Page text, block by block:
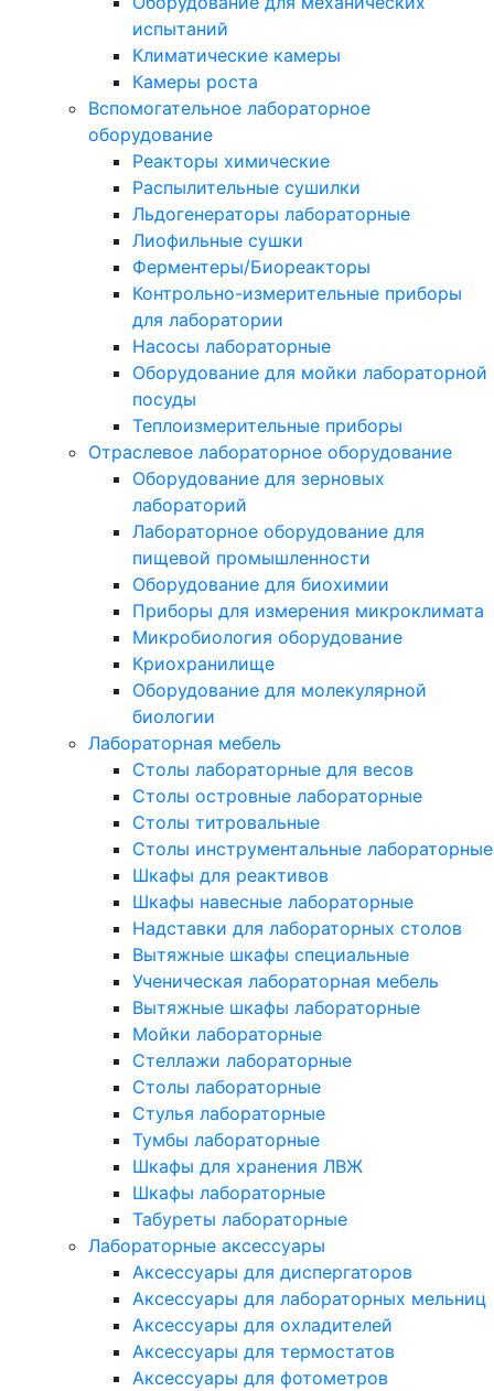
испытаний
Климатические камеры
Камеры роста
Вспомогательное лабораторное
оборудование
Реакторы химические
Распылительные сушилки
Льдогенераторы лабораторные
Лиофильные сушки
Ферментеры/Биореакторы
Контрольно-измерительные приборы
для лаборатории
Насосы лабораторные
Оборудование для мойки лабораторной
посуды
Теплоизмерительные приборы
Отраслевое лабораторное оборудование
Оборудование для зерновых
лабораторий
Лабораторное оборудование для
пищевой промышленности
Оборудование для биохимии
Приборы для измерения микроклимата
Микробиология оборудование
Криохранилище
Оборудование для молекулярной
биологии
Лабораторная мебель
Столы лабораторные для весов
Столы островные лабораторные
Столы титровальные
Столы инструментальные лабораторные
Шкафы для реактивов
Шкафы навесные лабораторные
Надставки для лабораторных столов
Вытяжные шкафы специальные
Ученическая лабораторная мебель
Вытяжные шкафы лабораторные
Мойки лабораторные
Стеллажи лабораторные
Столы лабораторные
Стулья лабораторные
Тумбы лабораторные
Шкафы для хранения ЛВЖ
Шкафы лабораторные
Табуреты лабораторные
Лабораторные аксессуары
Аксессуары для диспергаторов
Аксессуары для лабораторных мельниц
Аксессуары для охладителей
Аксессуары для термостатов
Аксессуары для фотометров